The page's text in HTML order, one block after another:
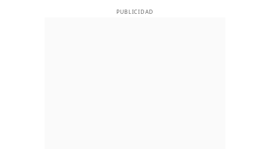
PUBLICIDAD